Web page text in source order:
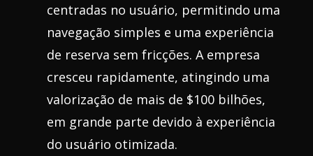
centradas no usuário, permitindo uma
navegação simples e uma experiência
de reserva sem fricções. A empresa
cresceu rapidamente, atingindo uma
valorização de mais de $100 bilhões,
em grande parte devido à experiência
do usuário otimizada.